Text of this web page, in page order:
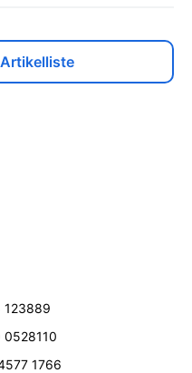
123889
0528110
1766